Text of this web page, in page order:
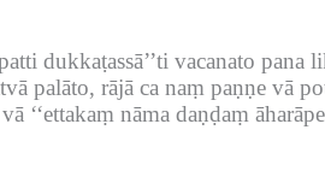
dukkaṭassā’’ti vacanato pana
palāto, rājā ca naṃ paṇṇe vā
‘‘ettakaṃ nāma daṇḍaṃ